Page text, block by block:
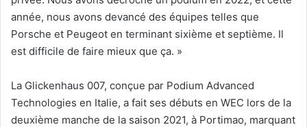
année, nous avons devancé des équipes telles que
Porsche et Peugeot en terminant sixième et septième. Il
est difficile de faire mieux que ça. »
La Glickenhaus 007, conçue par Podium Advanced
Technologies en Italie, a fait ses débuts en WEC lors de la
deuxième manche de la saison 2021, à Portimao, marquant